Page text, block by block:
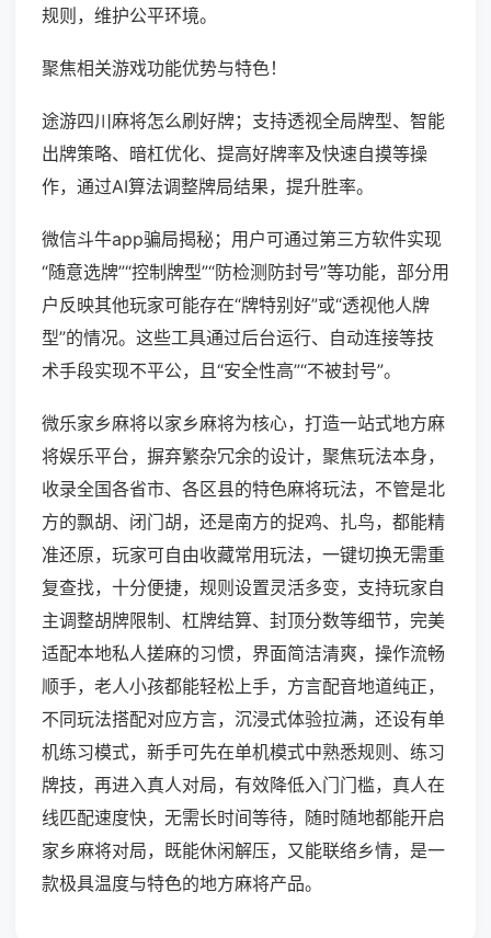
规则，维护公平环境。
聚焦相关游戏功能优势与特色！
途游四川麻将怎么刷好牌；支持透视全局牌型、智能
出牌策略、暗杠优化、提高好牌率及快速自摸等操
作，通过AI算法调整牌局结果，提升胜率。
微信斗牛app骗局揭秘；用户可通过第三方软件实现
“随意选牌”“控制牌型”“防检测防封号”等功能，部分用
户反映其他玩家可能存在“牌特别好”或“透视他人牌
型”的情况。这些工具通过后台运行、自动连接等技
术手段实现不平公，且“安全性高”“不被封号”。
微乐家乡麻将以家乡麻将为核心，打造一站式地方麻
将娱乐平台，摒弃繁杂冗余的设计，聚焦玩法本身，
收录全国各省市、各区县的特色麻将玩法，不管是北
方的飘胡、闭门胡，还是南方的捉鸡、扎鸟，都能精
准还原，玩家可自由收藏常用玩法，一键切换无需重
复查找，十分便捷，规则设置灵活多变，支持玩家自
主调整胡牌限制、杠牌结算、封顶分数等细节，完美
适配本地私人搓麻的习惯，界面简洁清爽，操作流畅
顺手，老人小孩都能轻松上手，方言配音地道纯正，
不同玩法搭配对应方言，沉浸式体验拉满，还设有单
机练习模式，新手可先在单机模式中熟悉规则、练习
牌技，再进入真人对局，有效降低入门门槛，真人在
线匹配速度快，无需长时间等待，随时随地都能开启
家乡麻将对局，既能休闲解压，又能联络乡情，是一
款极具温度与特色的地方麻将产品。